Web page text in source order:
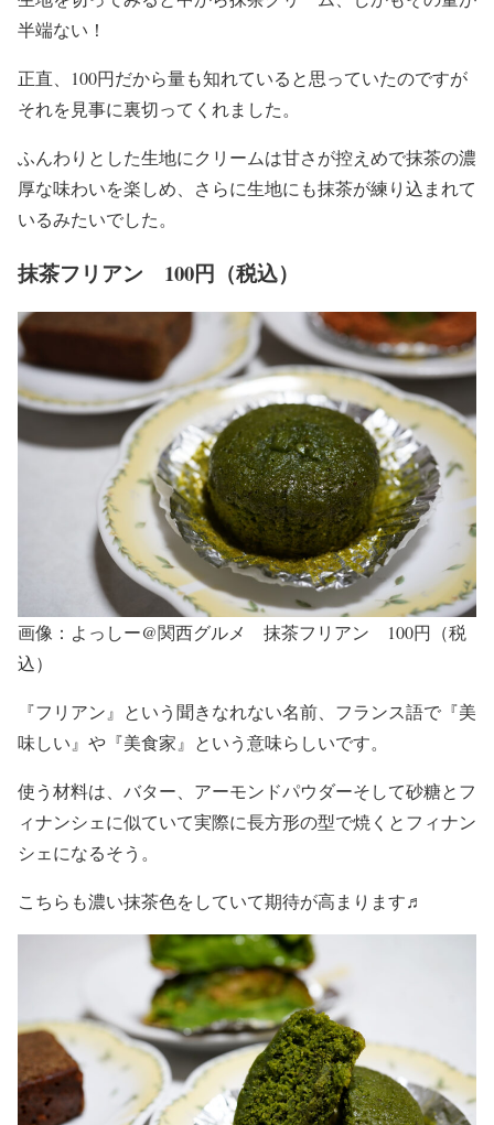
半端ない！
正直、100円だから量も知れていると思っていたのですが
それを見事に裏切ってくれました。
ふんわりとした生地にクリームは甘さが控えめで抹茶の濃
厚な味わいを楽しめ、さらに生地にも抹茶が練り込まれて
いるみたいでした。
抹茶フリアン 100円（税込）
画像：よっしー@関西グルメ 抹茶フリアン 100円（税
込）
『フリアン』という聞きなれない名前、フランス語で『美
味しい』や『美食家』という意味らしいです。
使う材料は、バター、アーモンドパウダーそして砂糖とフ
ィナンシェに似ていて実際に長方形の型で焼くとフィナン
シェになるそう。
こちらも濃い抹茶色をしていて期待が高まります♬